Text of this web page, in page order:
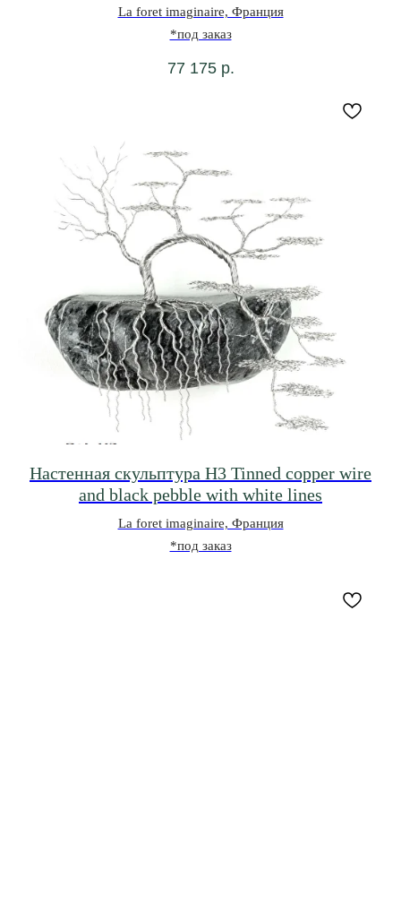
La foret imaginaire, Франция
*под заказ
77 175 р.
Настенная скульптура H3 Tinned copper wire
and black pebble with white lines
La foret imaginaire, Франция
*под заказ